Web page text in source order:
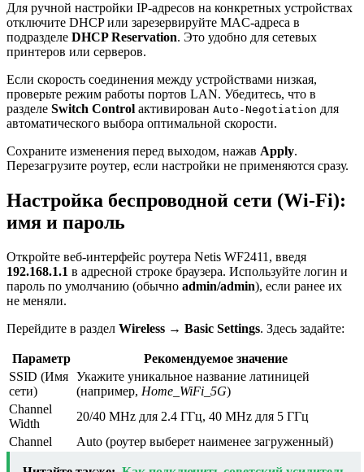
Для ручной настройки IP-адресов на конкретных устройствах
отключите DHCP или зарезервируйте MAC-адреса в
подразделе DHCP Reservation. Это удобно для сетевых
принтеров или серверов.
Если скорость соединения между устройствами низкая,
проверьте режим работы портов LAN. Убедитесь, что в
разделе Switch Control активирован Auto-Negotiation для
автоматического выбора оптимальной скорости.
Сохраните изменения перед выходом, нажав Apply.
Перезагрузите роутер, если настройки не применяются сразу.
Настройка беспроводной сети (Wi-Fi):
имя и пароль
Откройте веб-интерфейс роутера Netis WF2411, введя
192.168.1.1 в адресной строке браузера. Используйте логин и
пароль по умолчанию (обычно admin/admin), если ранее их
не меняли.
Перейдите в раздел Wireless → Basic Settings. Здесь задайте:
Параметр
Рекомендуемое значение
SSID (Имя
сети)
Укажите уникальное название латиницей
(например, Home_WiFi_5G)
Channel
Width
20/40 MHz для 2.4 ГГц, 40 MHz для 5 ГГц
Channel
Auto (роутер выберет наименее загруженный)